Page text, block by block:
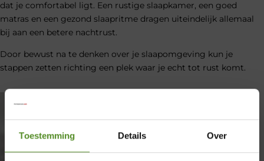
Toestemming Details Over
dat je comfortabel ligt. Een rustige slaapkamer, een goed
matras en een gezond slaapritme dragen uiteindelijk allemaal
bij aan een betere nachtrust.
Door bewust na te denken over je slaapomgeving kun je
stappen zetten richting een plek waar je echt tot rust komt.